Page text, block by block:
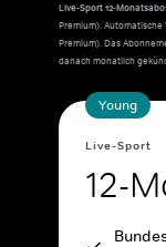
Live-Sport 12-Monatsabo:
Premium).
Premium). Das
danach monatlich
Young
Live-Sport
12-